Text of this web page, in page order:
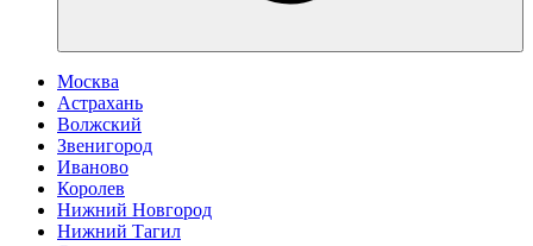
Москва
Астрахань
Волжский
Звенигород
Иваново
Королев
Нижний Новгород
Нижний Тагил